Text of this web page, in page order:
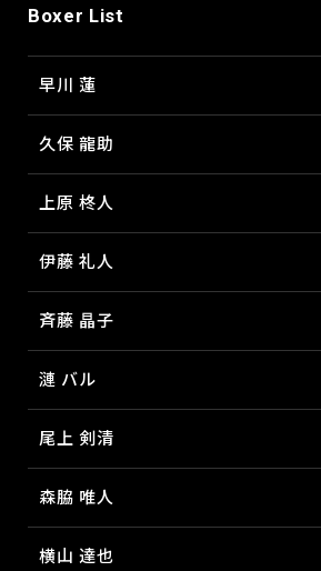
Boxer List
早川 蓮
久保 龍助
上原 柊人
伊藤 礼人
斉藤 晶子
漣 バル
尾上 剣清
森脇 唯人
横山 達也